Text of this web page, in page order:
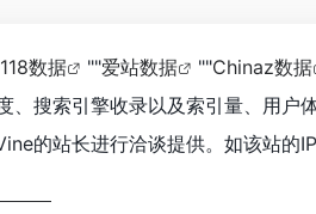
数据 ""爱站数据 ""Chinaz数据
搜索引擎收录以及索引量、用户
的站长进行洽谈提供。如该站的